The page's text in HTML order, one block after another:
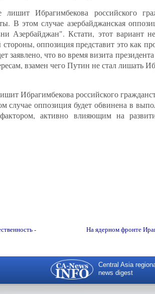
Ибрагимбекова российского
В этом случае азербайджанская
Азербайджан". Кстати, этот вариант
оппозиция представит это как
заявлено, что во время визита
взамен чего Путин не стал лишать
Ибрагимбекова российского
случае оппозиция будет обвинена в
активно влияющим на
-
На ядерном фронте
Central Asia
news digest